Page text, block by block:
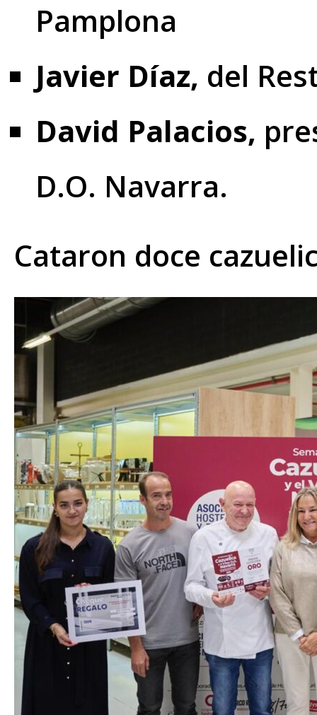
Pamplona
Javier Díaz, del
David Palacios,
D.O. Navarra.
Cataron doce